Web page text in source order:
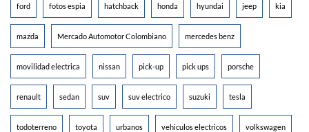
ford fotos espia hatchback honda hyundai jeep kia
mazda Mercado Automotor Colombiano mercedes benz
movilidad electrica nissan pick-up pick ups porsche
renault sedan suv suv electrico suzuki tesla
todoterreno toyota urbanos vehiculos electricos volkswagen